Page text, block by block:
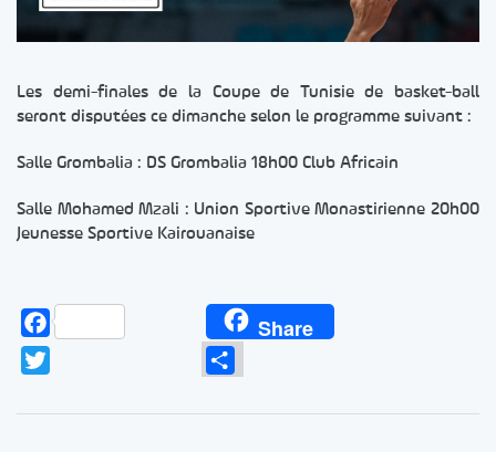
Les demi-finales de la Coupe de Tunisie de basket-ball
seront disputées ce dimanche selon le programme suivant :
Salle Grombalia : DS Grombalia 18h00 Club Africain
Salle Mohamed Mzali : Union Sportive Monastirienne 20h00
Jeunesse Sportive Kairouanaise
Facebook Share